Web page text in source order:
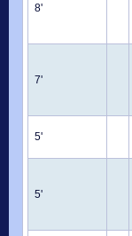
8'
7'
5'
5'